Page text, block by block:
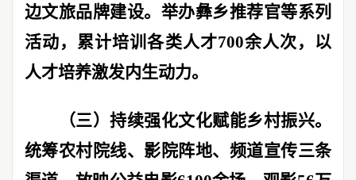
边文旅品牌建设。举办彝乡推荐官等系列
活动，累计培训各类人才700余人次，以
人才培养激发内生动力。
（三）持续强化文化赋能乡村振兴。
统筹农村院线、影院阵地、频道宣传三条